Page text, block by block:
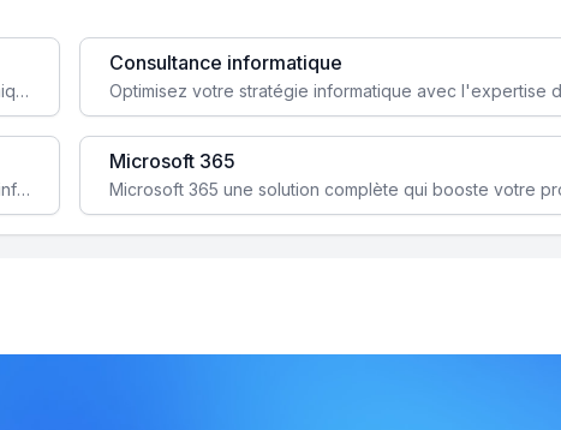
Simplifiez votre communication avec une solution VoIP flexible, économique et adaptée à vos besoins professionnels.
Consultance informatique
Garantissez la stabilité et la performance de votre entreprise avec une infrastructure IT sécurisée et évolutive.
Microsoft 365